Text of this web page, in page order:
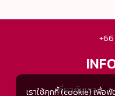
เกี่ยวกับเรา
เราใช้คุกกี้ (cookie) เพื่อ